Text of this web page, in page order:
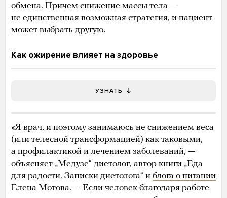
обмена. Причем снижение массы тела —
не единственная возможная стратегия, и пациент
может выбрать другую.
Как ожирение влияет на здоровье
УЗНАТЬ
«Я врач, и поэтому занимаюсь не снижением веса
(или телесной трансформацией) как таковыми,
а профилактикой и лечением заболеваний, —
объясняет „Медузе“ диетолог, автор книги „Еда
для радости. Записки диетолога“ и блога о питании
Елена Мотова. — Если человек благодаря работе